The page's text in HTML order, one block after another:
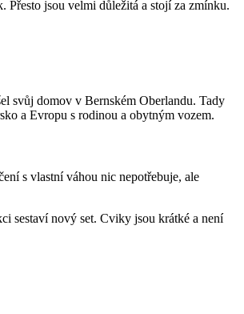
Přesto jsou velmi důležitá a stojí za zmínku.
svůj domov v Bernském Oberlandu. Tady
a Evropu s rodinou a obytným vozem.
s vlastní váhou nic nepotřebuje, ale
sestaví nový set. Cviky jsou krátké a není